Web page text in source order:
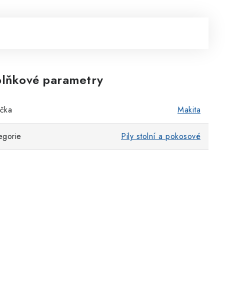
parametry
Makita
Pily stolní a pokosové